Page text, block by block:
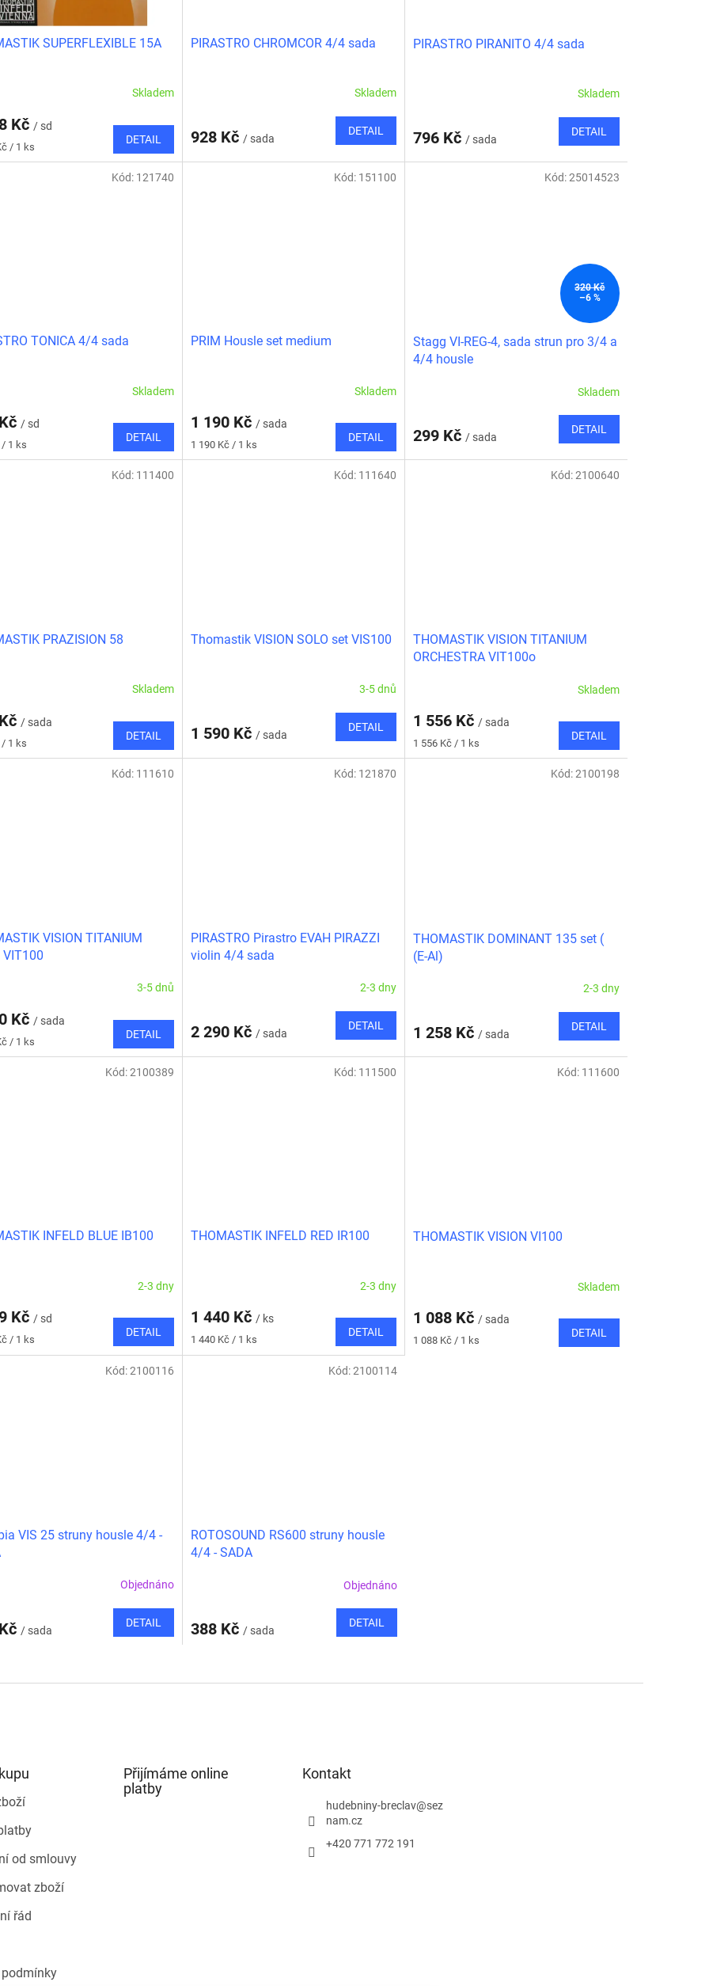
SUPERFLEXIBLE 15A
Skladem
Kč / sd
/ 1 ks
DETAIL
PIRASTRO CHROMCOR 4/4 sada
Skladem
928 Kč / sada
DETAIL
PIRASTRO PIRANITO 4/4 sada
Skladem
796 Kč / sada
DETAIL
TONICA 4/4 sada
Skladem
/ sd
/ 1 ks
DETAIL
Kód: 121740
PRIM Housle set medium
Skladem
1 190 Kč / sada
Měrná
cena:
1 190 Kč / 1 ks
DETAIL
Kód: 151100
320 Kč
–6 %
Stagg VI-REG-4, sada strun pro 3/4 a
4/4 housle
Skladem
299 Kč / sada
DETAIL
Kód:25014523
PRAZISION 58
Skladem
/ sada
/ 1 ks
DETAIL
Kód: 111400
Thomastik VISION SOLO set VIS100
3-5 dnů
1 590 Kč / sada
DETAIL
Kód: 111640
THOMASTIK VISION TITANIUM
ORCHESTRA VIT100o
Skladem
1 556 Kč / sada
Měrná
cena:
1 556 Kč / 1 ks
DETAIL
Kód:2100640
VISION TITANIUM
VIT100
3-5 dnů
Kč / sada
/ 1 ks
DETAIL
Kód: 111610
PIRASTRO Pirastro EVAH PIRAZZI
violin 4/4 sada
2-3 dny
2 290 Kč / sada
DETAIL
Kód: 121870
THOMASTIK DOMINANT 135 set (
(E-Al)
2-3 dny
1 258 Kč / sada
DETAIL
Kód:2100198
INFELD BLUE IB100
2-3 dny
Kč / sd
/ 1 ks
DETAIL
Kód:2100389
THOMASTIK INFELD RED IR100
2-3 dny
1 440 Kč / ks
Měrná
cena:
1 440 Kč / 1 ks
DETAIL
Kód: 111500
THOMASTIK VISION VI100
Skladem
1 088 Kč / sada
Měrná
1 088 Kč / 1 ks
DETAIL
Kód: 111600
VIS 25 struny housle 4/4 -
Objednáno
/ sada
DETAIL
Kód:2100116
ROTOSOUND RS600 struny housle
4/4 - SADA
Objednáno
388 Kč / sada
DETAIL
Kód:2100114
v
od smlouvy
zboží
řád
Přijímáme online
platby
Kontakt
hudebniny-breclav@sez
nam.cz
+420 771 772 191